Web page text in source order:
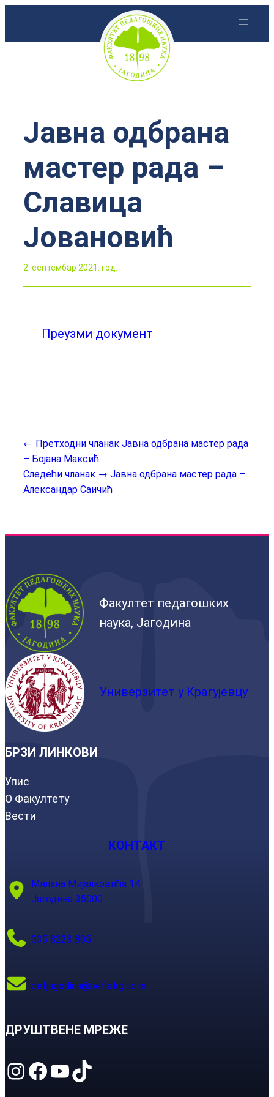
Јавна одбрана
мастер рада –
Славица
Јовановић
2. септембар 2021. год.
Преузми документ
← Претходни чланак Јавна одбрана мастер рада
– Бојана Максић
Следећи чланак → Јавна одбрана мастер рада –
Александар Саичић
Факултет педагошких
наука, Јагодина
Универзитет у Крагујевцу
БРЗИ ЛИНКОВИ
Упис
О Факултету
Вести
КОНТАКТ
Милана Мијалковића 14
Јагодина 35000
035 8223 805
pefjagodina@pefja.kg.ac.rs
ДРУШТВЕНЕ МРЕЖЕ
Instagram Facebook YouTube TikTok